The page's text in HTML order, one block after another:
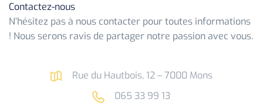
Contactez-nous
N’hésitez pas à nous contacter pour toutes informations
! Nous serons ravis de partager notre passion avec vous.
Rue du Hautbois, 12 – 7000 Mons
065 33 99 13